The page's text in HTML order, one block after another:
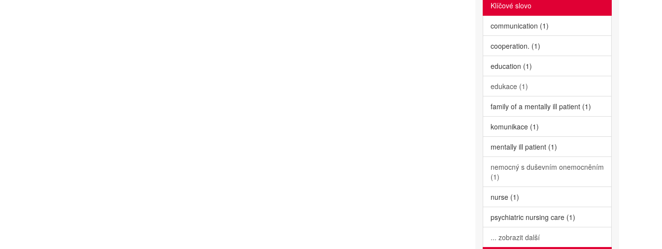
Klíčové slovo
communication (1)
cooperation. (1)
education (1)
edukace (1)
family of a mentally ill patient (1)
komunikace (1)
mentally ill patient (1)
nemocný s duševním onemocněním
(1)
nurse (1)
psychiatric nursing care (1)
... zobrazit další